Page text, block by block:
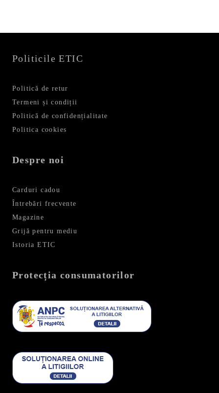
Politicile ETIC
Politică de retur
Termeni și condiții
Politică de confidențialitate
Politica cookies
Despre noi
Carduri cadou
Întrebări frecvente
Magazine
Grijă pentru mediu
Istoria ETIC
Protecția consumatorilor